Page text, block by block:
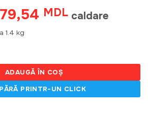
Prețul
inițial
a
79,54 MDLPrețul
curent
caldare
1.4 kg
ADAUGĂ ÎN COȘ